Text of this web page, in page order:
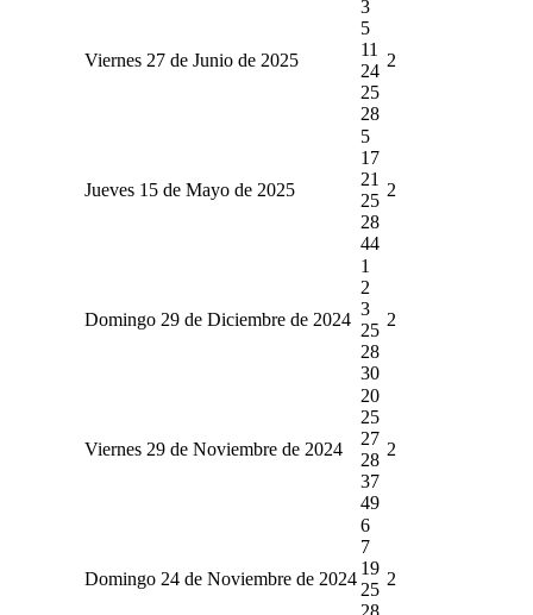
Viernes 27 de Junio de 2025
3
5
11
24
25
28
2
Jueves 15 de Mayo de 2025
5
17
21
25
28
44
2
Domingo 29 de Diciembre de 2024
1
2
3
25
28
30
2
Viernes 29 de Noviembre de 2024
20
25
27
28
37
49
2
Domingo 24 de Noviembre de 2024
6
7
19
25
28
2